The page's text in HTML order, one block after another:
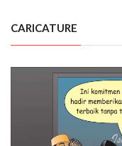
CARICATURE